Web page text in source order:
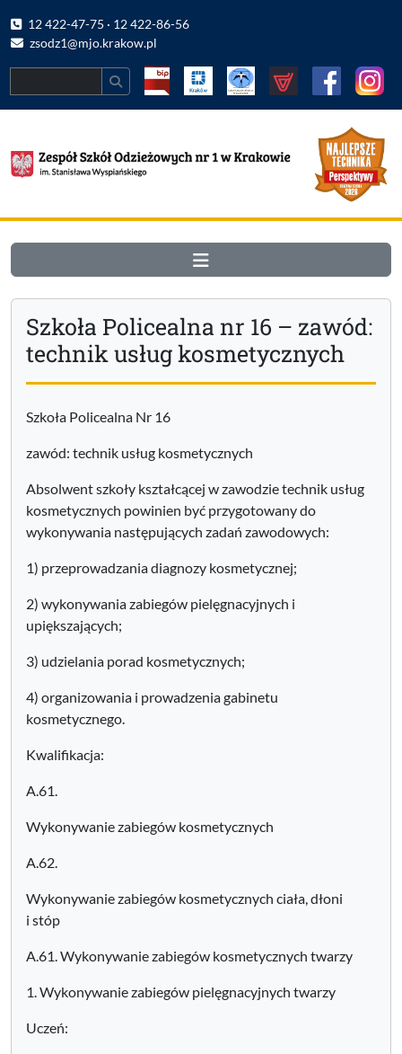
12 422-47-75 · 12 422-86-56
zsodz1@mjo.krakow.pl
Szkoła Policealna nr 16 – zawód:
technik usług kosmetycznych
Szkoła Policealna Nr 16
zawód: technik usług kosmetycznych
Absolwent szkoły kształcącej w zawodzie technik usług
kosmetycznych powinien być przygotowany do
wykonywania następujących zadań zawodowych:
1) przeprowadzania diagnozy kosmetycznej;
2) wykonywania zabiegów pielęgnacyjnych i
upiększających;
3) udzielania porad kosmetycznych;
4) organizowania i prowadzenia gabinetu
kosmetycznego.
Kwalifikacja:
A.61.
Wykonywanie zabiegów kosmetycznych
A.62.
Wykonywanie zabiegów kosmetycznych ciała, dłoni
i stóp
A.61. Wykonywanie zabiegów kosmetycznych twarzy
1. Wykonywanie zabiegów pielęgnacyjnych twarzy
Uczeń: